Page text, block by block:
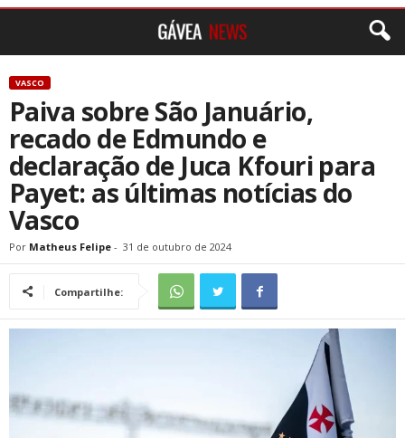
VASCO
Paiva sobre São Januário,
recado de Edmundo e
declaração de Juca Kfouri para
Payet: as últimas notícias do
Vasco
Por Matheus Felipe - 31 de outubro de 2024
Compartilhe: